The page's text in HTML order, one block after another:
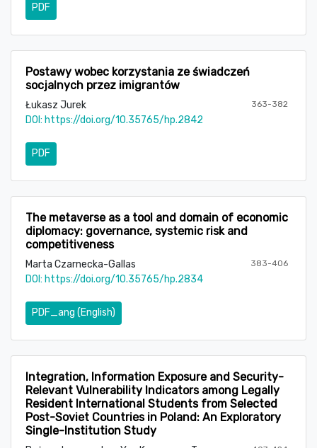
PDF
Postawy wobec korzystania ze świadczeń
socjalnych przez imigrantów
Łukasz Jurek 363-382
DOI: https://doi.org/10.35765/hp.2842
PDF
The metaverse as a tool and domain of economic
diplomacy: governance, systemic risk and
competitiveness
Marta Czarnecka-Gallas 383-406
DOI: https://doi.org/10.35765/hp.2834
PDF_ang (English)
Integration, Information Exposure and Security-
Relevant Vulnerability Indicators among Legally
Resident International Students from Selected
Post-Soviet Countries in Poland: An Exploratory
Single-Institution Study